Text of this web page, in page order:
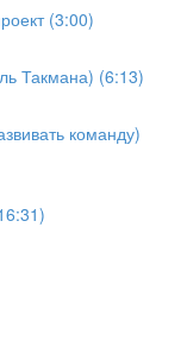
(3:00)
Такмана) (6:13)
команду)